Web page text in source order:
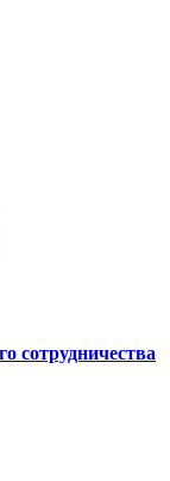
сотрудничества